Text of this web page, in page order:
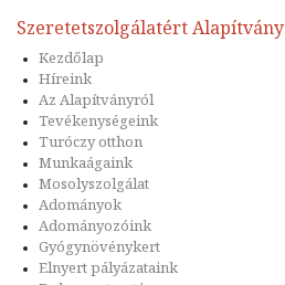
Szeretetszolgálatért Alapítvány
Kezdőlap
Híreink
Az Alapítványról
Tevékenységeink
Turóczy otthon
Munkaágaink
Mosolyszolgálat
Adományok
Adományozóink
Gyógynövénykert
Elnyert pályázataink